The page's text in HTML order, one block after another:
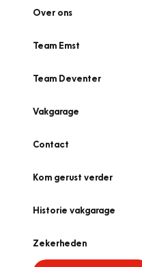
Over ons
Team Emst
Team Deventer
Vakgarage
Contact
Kom gerust verder
Historie vakgarage
Zekerheden